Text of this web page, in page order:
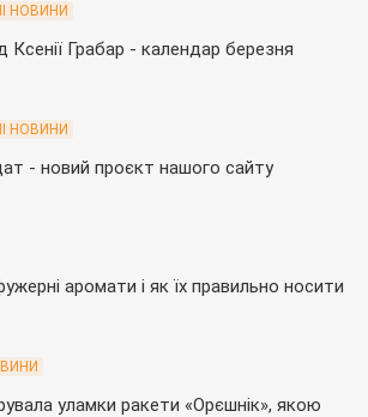
НОВИНИ
Ксенії Грабар - календар березня
НОВИНИ
- новий проєкт нашого сайту
аромати і як їх правильно носити
уламки ракети «Орєшнік», якою